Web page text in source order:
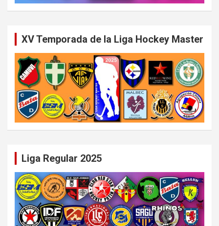
XV Temporada de la Liga Hockey Master
Liga Regular 2025